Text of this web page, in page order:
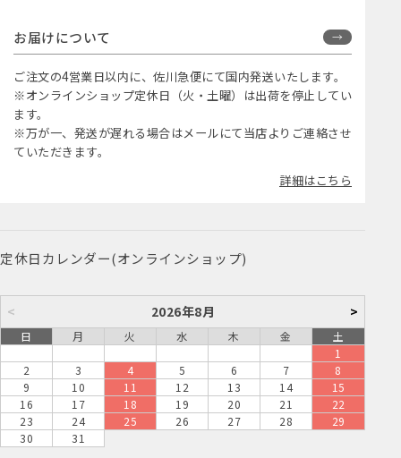
お届けについて
ご注文の4営業日以内に、佐川急便にて国内発送いたします。
※オンラインショップ定休日（火・土曜）は出荷を停止してい
ます。
※万が一、発送が遅れる場合はメールにて当店よりご連絡させ
ていただきます。
詳細はこちら
定休日カレンダー(オンラインショップ)
< 2026年8月 >
日 月 火 水 木 金
土
1
2
3 4 5 6 7
8
9
10 11 12 13 14
15
16
17 18 19 20 21
22
23
24 25 26 27 28
29
30
31